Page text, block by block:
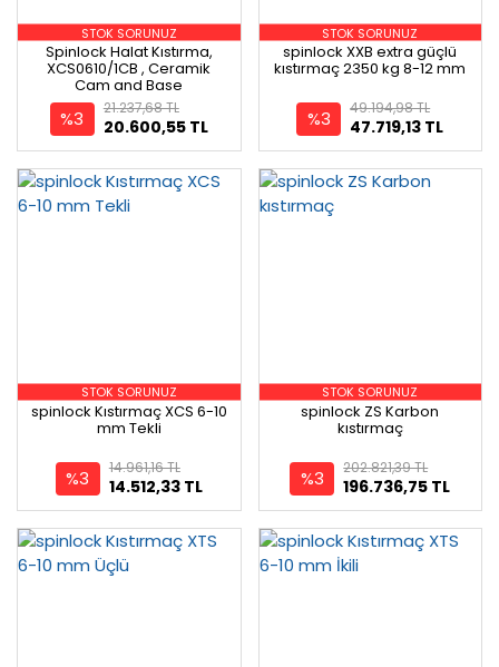
STOK SORUNUZ
Spinlock Halat Kıstırma,
XCS0610/1CB , Ceramik
Cam and Base
%3 20.600,55 TL
21.237,68 TL
STOK SORUNUZ
spinlock XXB extra güçlü
kıstırmaç 2350 kg 8-12 mm
%3 47.719,13 TL
49.194,98 TL
STOK SORUNUZ
spinlock Kıstırmaç XCS 6-10
mm Tekli
%3 14.512,33 TL
14.961,16 TL
STOK SORUNUZ
spinlock ZS Karbon
kıstırmaç
%3 196.736,75 TL
202.821,39 TL